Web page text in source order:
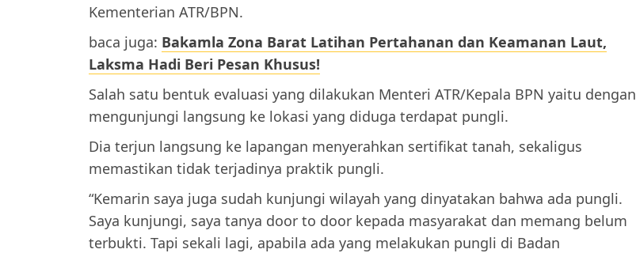
Kementerian ATR/BPN.
baca juga: Bakamla Zona Barat Latihan Pertahanan dan Keamanan Laut,
Laksma Hadi Beri Pesan Khusus!
Salah satu bentuk evaluasi yang dilakukan Menteri ATR/Kepala BPN yaitu dengan
mengunjungi langsung ke lokasi yang diduga terdapat pungli.
Dia terjun langsung ke lapangan menyerahkan sertifikat tanah, sekaligus
memastikan tidak terjadinya praktik pungli.
“Kemarin saya juga sudah kunjungi wilayah yang dinyatakan bahwa ada pungli.
Saya kunjungi, saya tanya door to door kepada masyarakat dan memang belum
terbukti. Tapi sekali lagi, apabila ada yang melakukan pungli di Badan